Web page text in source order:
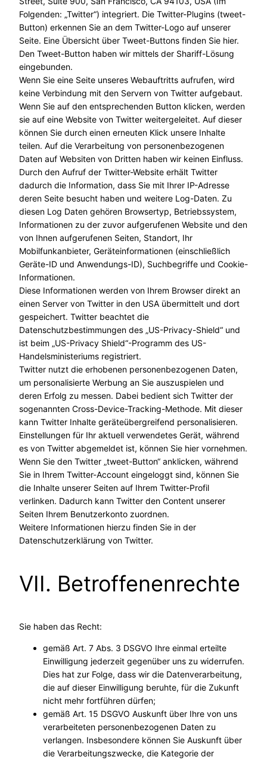
Folgenden: „Twitter“) integriert. Die Twitter-Plugins (tweet-
Button) erkennen Sie an dem Twitter-Logo auf unserer
Seite. Eine Übersicht über Tweet-Buttons finden Sie hier.
Den Tweet-Button haben wir mittels der Shariff-Lösung
eingebunden.
Wenn Sie eine Seite unseres Webauftritts aufrufen, wird
keine Verbindung mit den Servern von Twitter aufgebaut.
Wenn Sie auf den entsprechenden Button klicken, werden
sie auf eine Website von Twitter weitergeleitet. Auf dieser
können Sie durch einen erneuten Klick unsere Inhalte
teilen. Auf die Verarbeitung von personenbezogenen
Daten auf Websiten von Dritten haben wir keinen Einfluss.
Durch den Aufruf der Twitter-Website erhält Twitter
dadurch die Information, dass Sie mit Ihrer IP-Adresse
deren Seite besucht haben und weitere Log-Daten. Zu
diesen Log Daten gehören Browsertyp, Betriebssystem,
Informationen zu der zuvor aufgerufenen Website und den
von Ihnen aufgerufenen Seiten, Standort, Ihr
Mobilfunkanbieter, Geräteinformationen (einschließlich
Geräte-ID und Anwendungs-ID), Suchbegriffe und Cookie-
Informationen.
Diese Informationen werden von Ihrem Browser direkt an
einen Server von Twitter in den USA übermittelt und dort
gespeichert. Twitter beachtet die
Datenschutzbestimmungen des „US-Privacy-Shield“ und
ist beim „US-Privacy Shield“-Programm des US-
Handelsministeriums registriert.
Twitter nutzt die erhobenen personenbezogenen Daten,
um personalisierte Werbung an Sie auszuspielen und
deren Erfolg zu messen. Dabei bedient sich Twitter der
sogenannten Cross-Device-Tracking-Methode. Mit dieser
kann Twitter Inhalte geräteübergreifend personalisieren.
Einstellungen für Ihr aktuell verwendetes Gerät, während
es von Twitter abgemeldet ist, können Sie hier vornehmen.
Wenn Sie den Twitter „tweet-Button“ anklicken, während
Sie in Ihrem Twitter-Account eingeloggt sind, können Sie
die Inhalte unserer Seiten auf Ihrem Twitter-Profil
verlinken. Dadurch kann Twitter den Content unserer
Seiten Ihrem Benutzerkonto zuordnen.
Weitere Informationen hierzu finden Sie in der
Datenschutzerklärung von Twitter.
VII. Betroffenenrechte
Sie haben das Recht:
gemäß Art. 7 Abs. 3 DSGVO Ihre einmal erteilte
Einwilligung jederzeit gegenüber uns zu widerrufen.
Dies hat zur Folge, dass wir die Datenverarbeitung,
die auf dieser Einwilligung beruhte, für die Zukunft
nicht mehr fortführen dürfen;
gemäß Art. 15 DSGVO Auskunft über Ihre von uns
verarbeiteten personenbezogenen Daten zu
verlangen. Insbesondere können Sie Auskunft über
die Verarbeitungszwecke, die Kategorie der